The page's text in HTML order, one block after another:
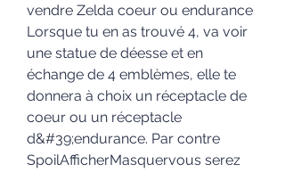
vendre Zelda coeur ou endurance
Lorsque tu en as trouvé 4, va voir
une statue de déesse et en
échange de 4 emblèmes, elle te
donnera à choix un réceptacle de
coeur ou un réceptacle
d&#39;endurance. Par contre
SpoilAfficherMasquervous serez